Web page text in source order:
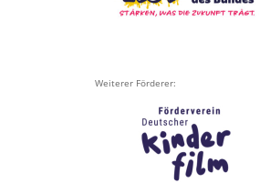
Weiterer Förderer: